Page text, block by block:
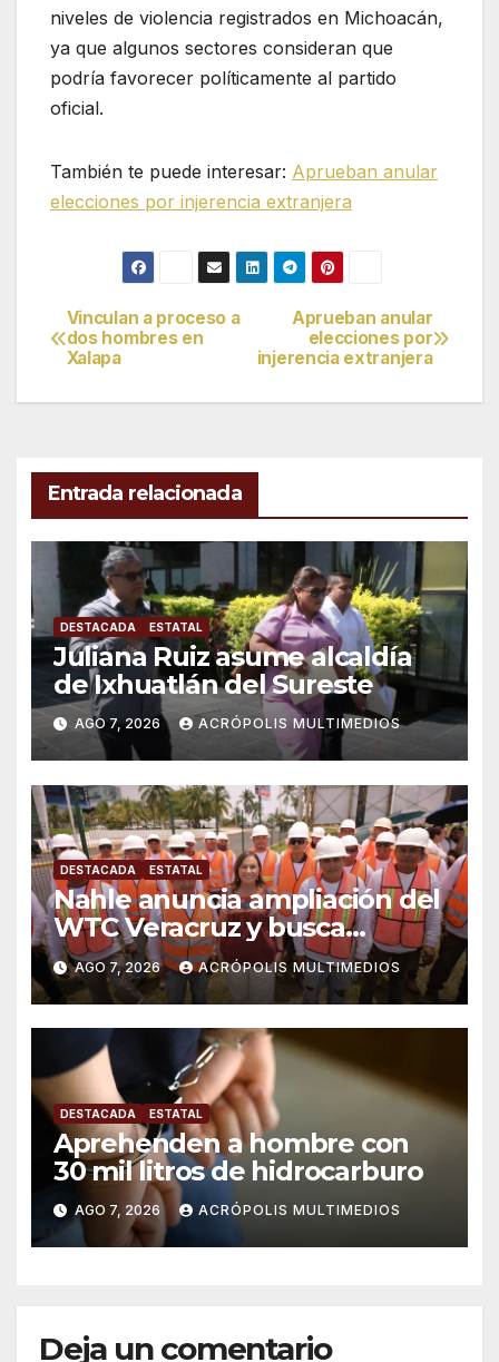
niveles de violencia registrados en Michoacán,
ya que algunos sectores consideran que
podría favorecer políticamente al partido
oficial.
También te puede interesar: Aprueban anular
elecciones por injerencia extranjera
Navegación
de
Aprueban anular
elecciones por
injerencia extranjera
Vinculan a proceso a
dos hombres en
Xalapa
Entrada relacionada
DESTACADA ESTATAL
Juliana Ruiz asume alcaldía
de Ixhuatlán del Sureste
AGO 7, 2026 ACRÓPOLIS MULTIMEDIOS
DESTACADA ESTATAL
Nahle anuncia ampliación del
WTC Veracruz y busca
solución para ingenio en crisis
AGO 7, 2026 ACRÓPOLIS MULTIMEDIOS
DESTACADA ESTATAL
Aprehenden a hombre con
30 mil litros de hidrocarburo
AGO 7, 2026 ACRÓPOLIS MULTIMEDIOS
Deja un comentario